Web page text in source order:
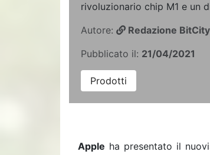
rivoluzionario chip M1 e un
Autore:
Redazione BitCity
Pubblicato il: 21/04/2021
Prodotti
Apple ha presentato il